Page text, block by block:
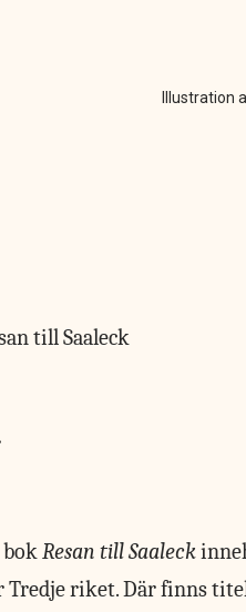
Illustration
bok Resan till Saaleck
Tredje riket. Där finns